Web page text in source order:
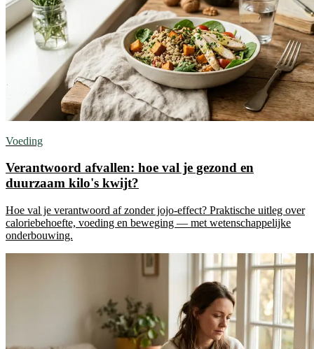
Voeding
Verantwoord afvallen: hoe val je gezond en
duurzaam kilo's kwijt?
Hoe val je verantwoord af zonder jojo-effect? Praktische uitleg over
caloriebehoefte, voeding en beweging — met wetenschappelijke
onderbouwing.